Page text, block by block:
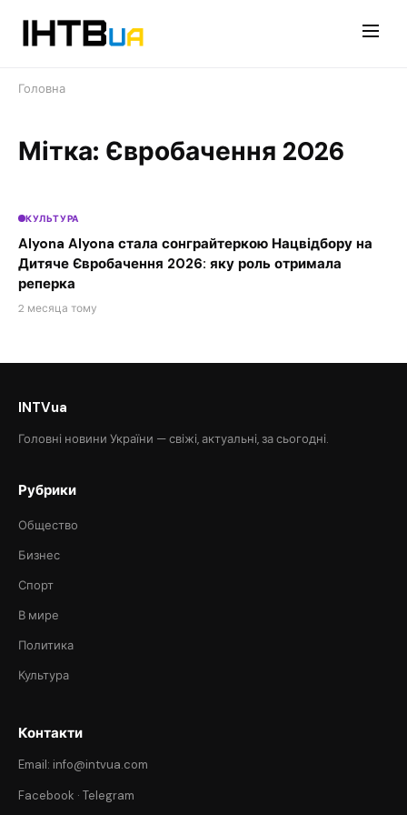
Головна
Мітка: Євробачення 2026
КУЛЬТУРА
Alyona Alyona стала сонграйтеркою Нацвідбору на
Дитяче Євробачення 2026: яку роль отримала
реперка
2 месяца тому
INTVua
Головні новини України — свіжі, актуальні, за сьогодні.
Рубрики
Общество
Бизнес
Спорт
В мире
Политика
Культура
Контакти
Email: info@intvua.com
Facebook · Telegram